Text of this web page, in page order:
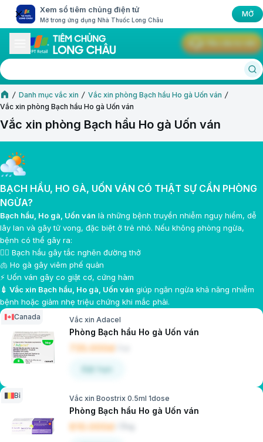
Xem sổ tiêm chủng điện tử
Mở trong ứng dụng Nhà Thuốc Long Châu
MỞ
Danh mục vắc xin
Vắc xin phòng Bạch hầu Ho gà Uốn ván
Vắc xin phòng Bạch hầu Ho gà Uốn ván
Vắc xin phòng Bạch hầu Ho gà Uốn ván
BẠCH HẦU, HO GÀ, UỐN VÁN CÓ THẬT SỰ CẦN PHÒNG
NGỪA?
Bạch hầu, Ho gà, Uốn ván là những bệnh truyền nhiễm nguy hiểm, dễ
lây lan và gây tử vong, đặc biệt ở trẻ nhỏ. Nếu không phòng ngừa,
bệnh có thể gây ra:
😮‍💨 Bạch hầu gây tắc nghẽn đường thở
🫁 Ho gà gây viêm phế quản
⚡ Uốn ván gây co giật cơ, cứng hàm
💉 Vắc xin Bạch hầu, Ho gà, Uốn ván giúp ngăn ngừa khả năng nhiễm
bệnh hoặc giảm nhẹ triệu chứng khi mắc phải.
Canada Vắc xin Adacel
Phòng Bạch hầu Ho gà Uốn ván
735.000đ
Đặt hẹn
Bỉ Vắc xin Boostrix 0.5ml 1dose
Phòng Bạch hầu Ho gà Uốn ván
810.000đ